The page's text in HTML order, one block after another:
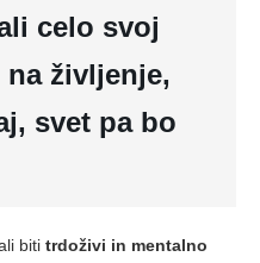
celo svoj
življenje,
svet pa bo
biti trdoživi in mentalno